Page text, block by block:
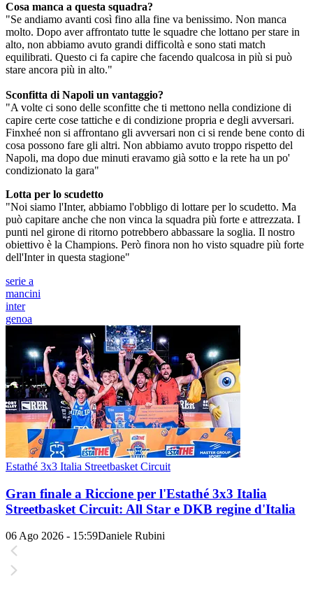
Cosa manca a questa squadra?
"Se andiamo avanti così fino alla fine va benissimo. Non manca
molto. Dopo aver affrontato tutte le squadre che lottano per stare in
alto, non abbiamo avuto grandi difficoltà e sono stati match
equilibrati. Questo ci fa capire che facendo qualcosa in più si può
stare ancora più in alto."
Sconfitta di Napoli un vantaggio?
"A volte ci sono delle sconfitte che ti mettono nella condizione di
capire certe cose tattiche e di condizione propria e degli avversari.
Finxheé non si affrontano gli avversari non ci si rende bene conto di
cosa possono fare gli altri. Non abbiamo avuto troppo rispetto del
Napoli, ma dopo due minuti eravamo già sotto e la rete ha un po'
condizionato la gara"
Lotta per lo scudetto
"Noi siamo l'Inter, abbiamo l'obbligo di lottare per lo scudetto. Ma
può capitare anche che non vinca la squadra più forte e attrezzata. I
punti nel girone di ritorno potrebbero abbassare la soglia. Il nostro
obiettivo è la Champions. Però finora non ho visto squadre più forte
dell'Inter in questa stagione"
serie a
mancini
inter
genoa
Estathé 3x3 Italia Streetbasket Circuit
Gran finale a Riccione per l'Estathé 3x3 Italia
Streetbasket Circuit: All Star e DKB regine d'Italia
06 Ago 2026 - 15:59Daniele Rubini